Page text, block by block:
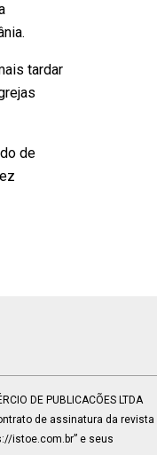
tardar
de
DE PUBLICACÕES LTDA
de assinatura da revista
istoe.com.br” e seus